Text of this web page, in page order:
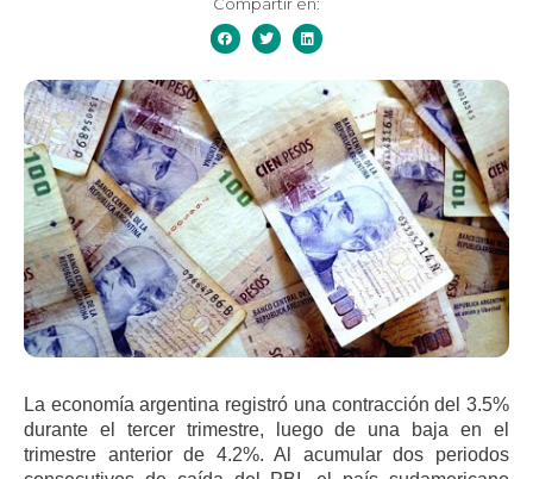
Compartir en:
La economía argentina registró una contracción del 3.5%
durante el tercer trimestre, luego de una baja en el
trimestre anterior de 4.2%. Al acumular dos periodos